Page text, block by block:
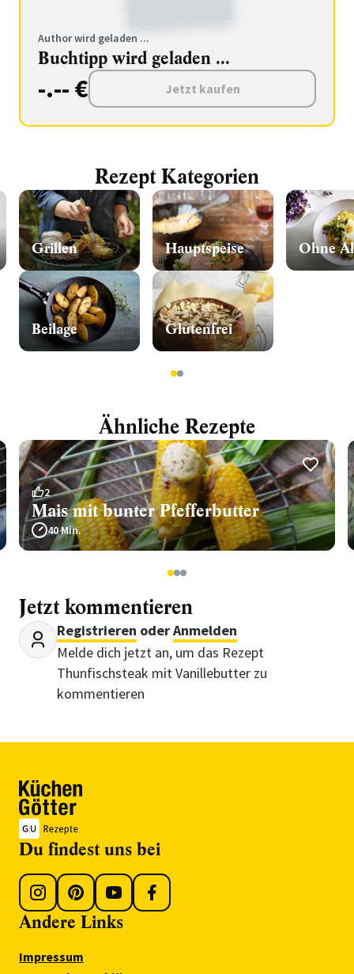
Author wird geladen ...
Buchtipp wird geladen ...
-.-- € Jetzt kaufen
Rezept Kategorien
Grillen
Beilage
Hauptspeise
Glutenfrei
Ohne
12
Ähnliche Rezepte
2
Mais mit bunter Pfefferbutter
40 Min.
123
Jetzt kommentieren
Registrieren oderAnmelden
Melde dich jetzt an, um das Rezept
Thunfischsteak mit Vanillebutter zu
kommentieren
Du findest uns bei
Andere Links
Impressum